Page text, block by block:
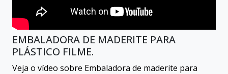
EMBALADORA DE MADERITE PARA
PLÁSTICO FILME.
Veja o vídeo sobre Embaladora de maderite para